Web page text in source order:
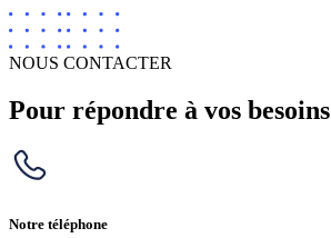
NOUS CONTACTER
Pour répondre à vos besoins
Notre téléphone